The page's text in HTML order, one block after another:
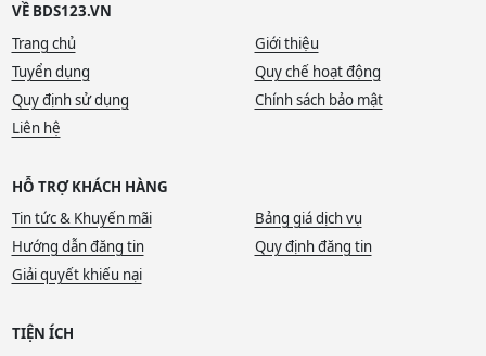
VỀ BDS123.VN
Trang chủ
Giới thiệu
Tuyển dụng
Quy chế hoạt động
Quy định sử dụng
Chính sách bảo mật
Liên hệ
HỖ TRỢ KHÁCH HÀNG
Tin tức & Khuyến mãi
Bảng giá dịch vụ
Hướng dẫn đăng tin
Quy định đăng tin
Giải quyết khiếu nại
TIỆN ÍCH